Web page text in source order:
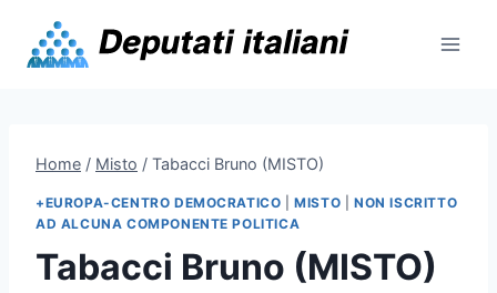
content
Home / Misto / Tabacci Bruno (MISTO)
+EUROPA-CENTRO DEMOCRATICO |MISTO |NON ISCRITTO
AD ALCUNA COMPONENTE POLITICA
Tabacci Bruno (MISTO)